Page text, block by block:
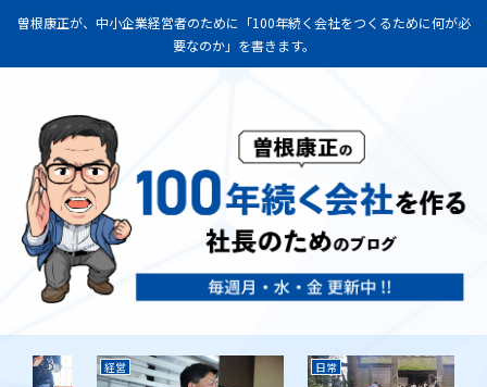
曽根康正が、中小企業経営者のために「100年続く会社をつくるために何が必
要なのか」を書きます。
日常 経営